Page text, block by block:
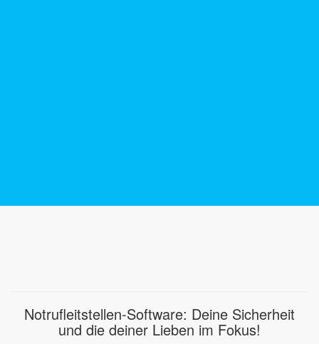
Notrufleitstellen-Software: Deine Sicherheit
und die deiner Lieben im Fokus!